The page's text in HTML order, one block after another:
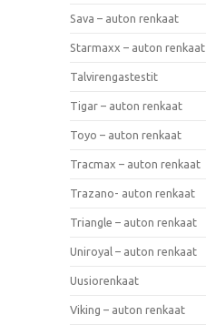
Sava – auton renkaat
Starmaxx – auton renkaat
Talvirengastestit
Tigar – auton renkaat
Toyo – auton renkaat
Tracmax – auton renkaat
Trazano- auton renkaat
Triangle – auton renkaat
Uniroyal – auton renkaat
Uusiorenkaat
Viking – auton renkaat